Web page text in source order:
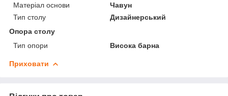
Матеріал основи
Чавун
Тип столу
Дизайнерський
Опора столу
Тип опори
Висока барна
Приховати